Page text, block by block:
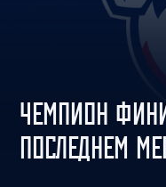
ЧЕМПИОН
ПОСЛЕДНЕМ